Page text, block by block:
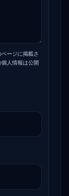
ージに掲載さ
人情報は公開